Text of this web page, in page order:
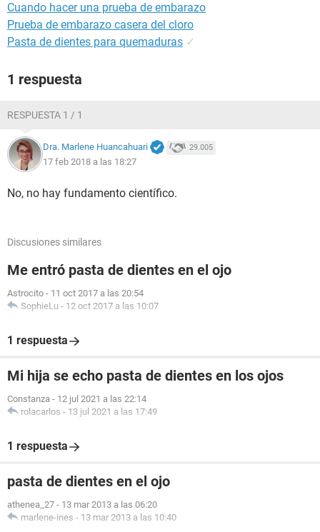
Cuando hacer una prueba de embarazo
Prueba de embarazo casera del cloro
Pasta de dientes para quemaduras ✓
1 respuesta
RESPUESTA 1 / 1
Dra. Marlene Huancahuari 29.005
17 feb 2018 a las 18:27
No, no hay fundamento científico.
Discusiones similares
Me entró pasta de dientes en el ojo
Astrocito - 11 oct 2017 a las 20:54
SophieLu - 12 oct 2017 a las 10:07
1 respuesta
Mi hija se echo pasta de dientes en los ojos
Constanza - 12 jul 2021 a las 22:14
rolacarlos - 13 jul 2021 a las 17:49
1 respuesta
pasta de dientes en el ojo
athenea_27 - 13 mar 2013 a las 06:20
marlene-ines - 13 mar 2013 a las 10:40